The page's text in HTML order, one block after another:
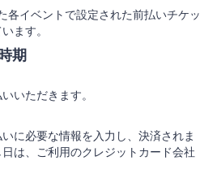
各イベントで設定された前払いチケッ
ます。
期
いただきます。
に必要な情報を入力し、決済されま
は、ご利用のクレジットカード会社